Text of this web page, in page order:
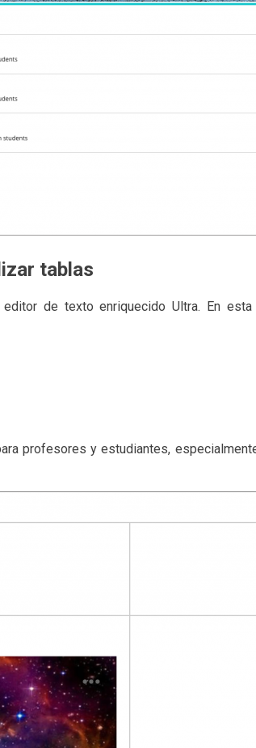
tablas
de texto enriquecido Ultra. En
profesores y estudiantes,